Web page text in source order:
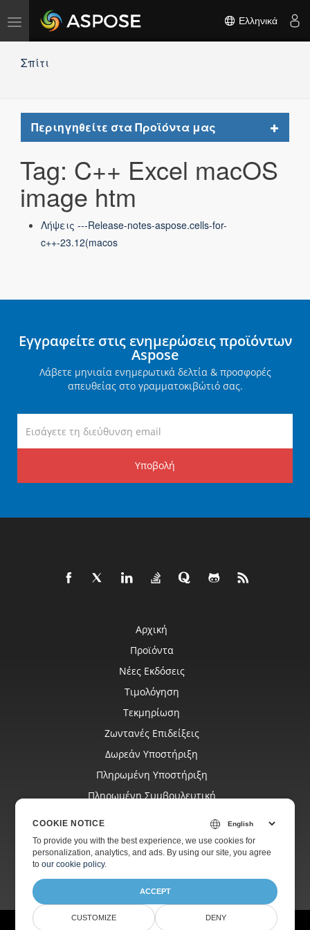
Εναλλαγή
πλοήγησης
Ελληνικά
Σπίτι
Περιηγηθείτε στα Προϊόντα μας
Toggle
Tag: C++ Excel macOS
image htm
Λήψεις ---Release-notes-aspose.cells-for-
c++-23.12(macos
Εγγραφείτε στις ενημερώσεις προϊόντων
Aspose
Λάβετε μηνιαία ενημερωτικά δελτία & προσφορές
απευθείας στο γραμματοκιβώτιό σας.
Υποβολή
Αρχική
Προϊόντα
Νέες Εκδόσεις
Τιμολόγηση
Τεκμηρίωση
Ζωντανές Επιδείξεις
Δωρεάν Υποστήριξη
Πληρωμένη Υποστήριξη
Πληρωμένη Συμβουλευτική
Ιστοσελίδες
Σχετικά
© Aspose Pty Ltd 2001-2026.Όλα τα δικαιώματα διατηρούνται.
COOKIE NOTICE
To provide you with the best experience, we use cookies for
personalization, analytics, and ads. By using our site, you agree
toour cookie policy.
ACCEPT
CUSTOMIZE DENY